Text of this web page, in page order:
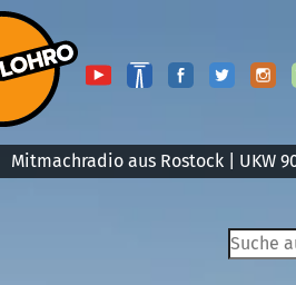
Mitmachradio aus Rostock | UKW